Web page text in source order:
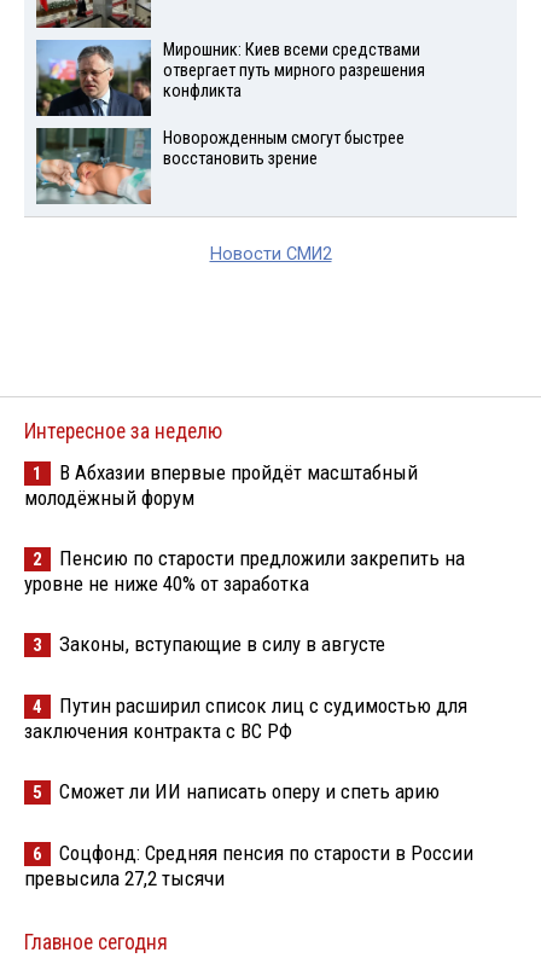
Мирошник: Киев всеми средствами
отвергает путь мирного разрешения
конфликта
Новорожденным смогут быстрее
восстановить зрение
Новости СМИ2
Интересное за неделю
1
В Абхазии впервые пройдёт масштабный
молодёжный форум
2
Пенсию по старости предложили закрепить на
уровне не ниже 40% от заработка
3 Законы, вступающие в силу в августе
4
Путин расширил список лиц с судимостью для
заключения контракта с ВС РФ
5 Сможет ли ИИ написать оперу и спеть арию
6
Соцфонд: Средняя пенсия по старости в России
превысила 27,2 тысячи
Главное сегодня